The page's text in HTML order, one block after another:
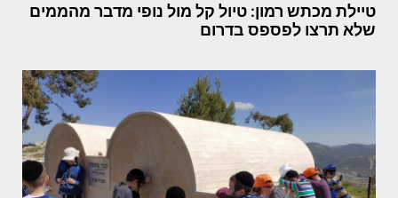
טיילת מכתש רמון: טיול קל מול נופי מדבר מהממים
שלא תרצו לפספס בדרום